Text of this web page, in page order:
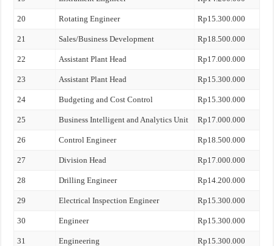
20 Rotating Engineer Rp15.300.000
21 Sales/Business Development Rp18.500.000
22 Assistant Plant Head Rp17.000.000
23 Assistant Plant Head Rp15.300.000
24 Budgeting and Cost Control Rp15.300.000
25 Business Intelligent and Analytics Unit Rp17.000.000
26 Control Engineer Rp18.500.000
27 Division Head Rp17.000.000
28 Drilling Engineer Rp14.200.000
29 Electrical Inspection Engineer Rp15.300.000
30 Engineer Rp15.300.000
31 Engineering Rp15.300.000